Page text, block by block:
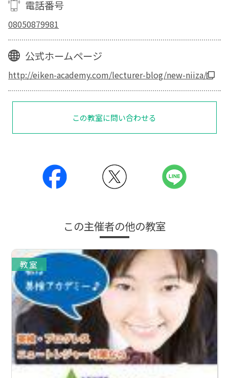
電話番号
08050879981
公式ホームページ
http://eiken-academy.com/lecturer-blog/new-niiza/
この教室に問い合わせる
この主催者の他の教室
教室